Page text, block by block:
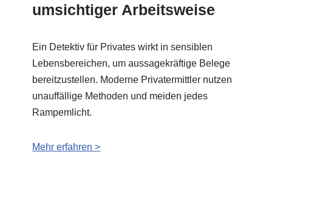
umsichtiger Arbeitsweise
Ein Detektiv für Privates wirkt in sensiblen
Lebensbereichen, um aussagekräftige Belege
bereitzustellen. Moderne Privatermittler nutzen
unauffällige Methoden und meiden jedes
Rampemlicht.
Mehr erfahren >